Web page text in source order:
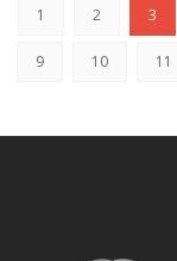
1 2 3
9 10 11